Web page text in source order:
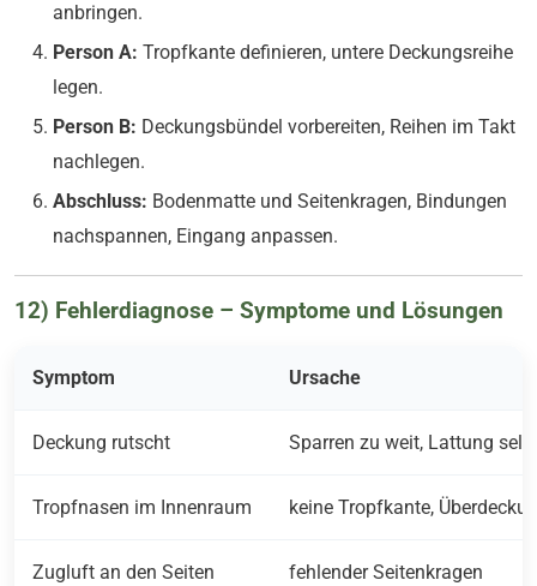
anbringen.
Person A: Tropfkante definieren, untere Deckungsreihe
legen.
Person B: Deckungsbündel vorbereiten, Reihen im Takt
nachlegen.
Abschluss: Bodenmatte und Seitenkragen, Bindungen
nachspannen, Eingang anpassen.
12) Fehlerdiagnose – Symptome und Lösungen
Symptom Ursache
Deckung rutscht Sparren zu weit, Lattung
Tropfnasen im Innenraum keine Tropfkante,
Zugluft an den Seiten fehlender Seitenkragen